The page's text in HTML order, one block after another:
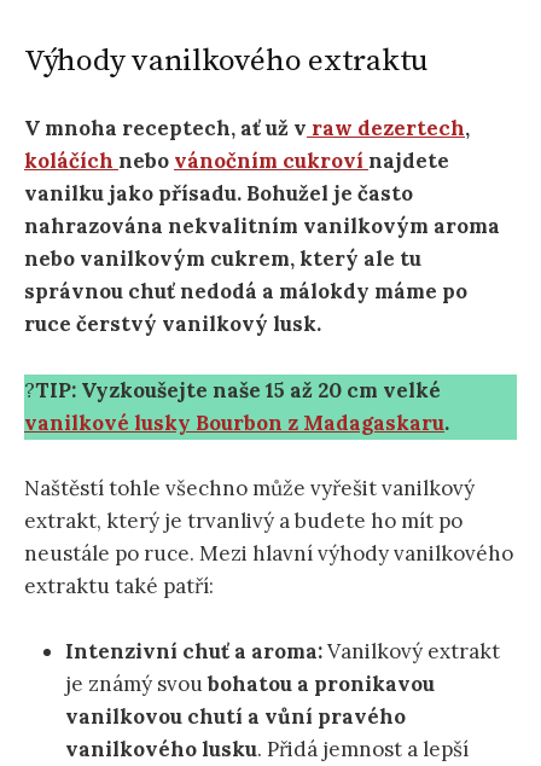
Výhody vanilkového extraktu
V mnoha receptech, ať už v raw dezertech,
koláčích nebo vánočním cukroví najdete
vanilku jako přísadu. Bohužel je často
nahrazována nekvalitním vanilkovým aroma
nebo vanilkovým cukrem, který ale tu
správnou chuť nedodá a málokdy máme po
ruce čerstvý vanilkový lusk.
?TIP: Vyzkoušejte naše 15 až 20 cm velké
vanilkové lusky Bourbon z Madagaskaru.
Naštěstí tohle všechno může vyřešit vanilkový
extrakt, který je trvanlivý a budete ho mít po
neustále po ruce. Mezi hlavní výhody vanilkového
extraktu také patří:
Intenzivní chuť a aroma:Vanilkový extrakt
je známý svoubohatou a pronikavou
vanilkovou chutí a vůní pravého
vanilkového lusku. Přidá jemnost a lepší